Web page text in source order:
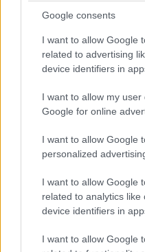
Google consents
I want to allow Google
related to advertising
device identifiers in
I want to allow my
Google for online
I want to allow Google
personalized
I want to allow Google
related to analytics like
device identifiers in
I want to allow Google
Απαντήστε
Εγώ βλέπω
οι άλλοι …Έλληνες
δεν σημαίνει ότι
Απαντήστε
Δεν